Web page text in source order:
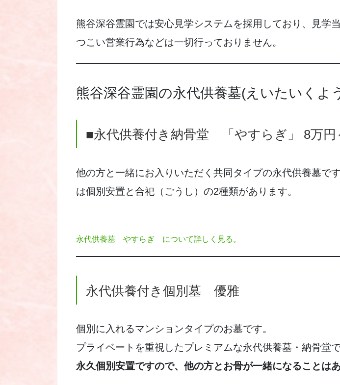
熊谷深谷霊園では安心見学システムを採用しており、見学
つこい営業行為などは一切行っておりません。
熊谷深谷霊園の永代供養墓(えいたいくよ
■永代供養付き納骨堂 「やすらぎ」 8万円
他の方と一緒にお入りいただく共同タイプの永代供養墓で
は個別安置と合祀（ごうし）の2種類があります。
永代供養墓 やすらぎ について詳しく見る。
永代供養付き個別墓 優雅
個別に入れるマンションタイプのお墓です。
プライベートを重視したプレミアムな永代供養墓・納骨堂で
永久個別安置ですので、他の方とお骨が一緒になることはあ